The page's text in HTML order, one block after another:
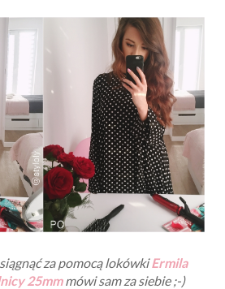
za pomocą lokówkiErmila
25mm mówi sam za siebie ;-)